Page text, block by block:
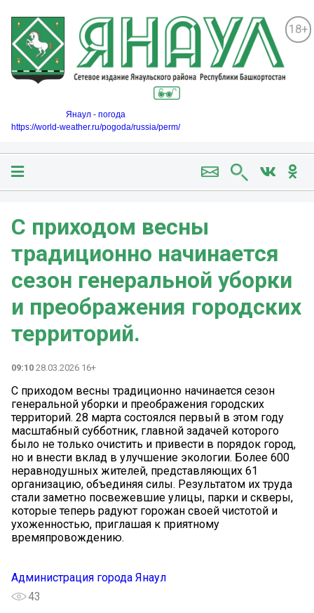
18+
Янаул - погода
https://world-weather.ru/pogoda/russia/perm/
С приходом весны
традиционно начинается
сезон генеральной уборки
и преображения городских
территорий.
09:10 28.03.2026 16+
С приходом весны традиционно начинается сезон
генеральной уборки и преображения городских
территорий. 28 марта состоялся первый в этом году
масштабный субботник, главной задачей которого
было не только очистить и привести в порядок город,
но и внести вклад в улучшение экологии. Более 600
неравнодушных жителей, представляющих 61
организацию, объединяя силы. Результатом их труда
стали заметно посвежевшие улицы, парки и скверы,
которые теперь радуют горожан своей чистотой и
ухоженностью, приглашая к приятному
времяпровождению.
Администрация города Янаул
43